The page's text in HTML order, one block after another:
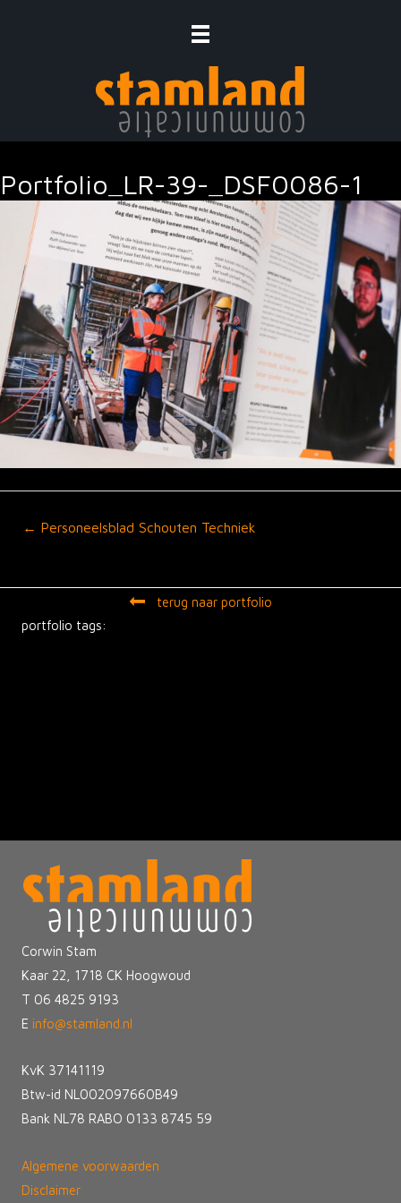
Portfolio_LR-39-_DSF0086-1
← Personeelsblad Schouten Techniek
terug naar portfolio
portfolio tags:
Corwin Stam
Kaar 22, 1718 CK Hoogwoud
T 06 4825 9193
E info@stamland.nl
KvK 37141119
Btw-id NL002097660B49
Bank NL78 RABO 0133 8745 59
Algemene voorwaarden
Disclaimer